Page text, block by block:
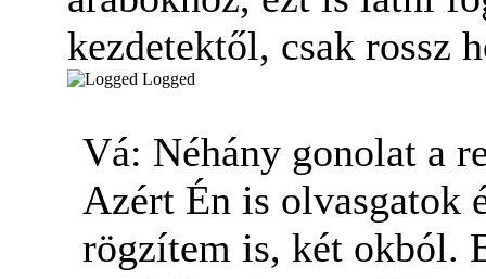
kezdetektől, csak rossz
Logged
Vá: Néhány gonolat a
Azért Én is olvasgatok
rögzítem is, két okból.